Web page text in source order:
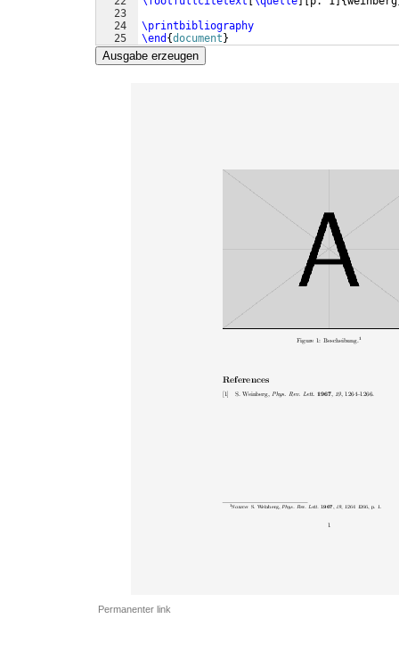
23
24
25
\printbibliography
\end {document }
Ausgabe erzeugen
Permanenter link